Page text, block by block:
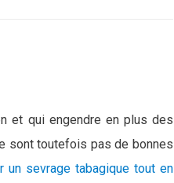
et qui engendre en plus des
sont toutefois pas de bonnes
un sevrage tabagique tout en